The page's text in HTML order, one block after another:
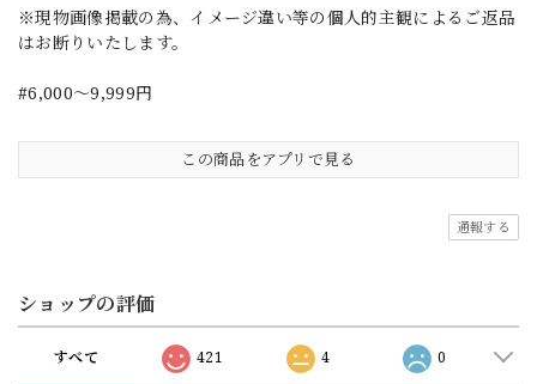
※現物画像掲載の為、イメージ違い等の個人的主観によるご返品
はお断りいたします。
#6,000～9,999円
この商品をアプリで見る
通報する
ショップの評価
すべて 421 4 0